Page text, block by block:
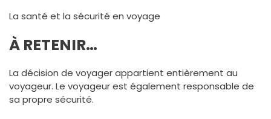
La santé et la sécurité en voyage
À RETENIR…
La décision de voyager appartient entièrement au
voyageur. Le voyageur est également responsable de
sa propre sécurité.